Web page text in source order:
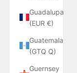
Guadalupa
(EUR €)
Guatemala
(GTQ Q)
Guernsey